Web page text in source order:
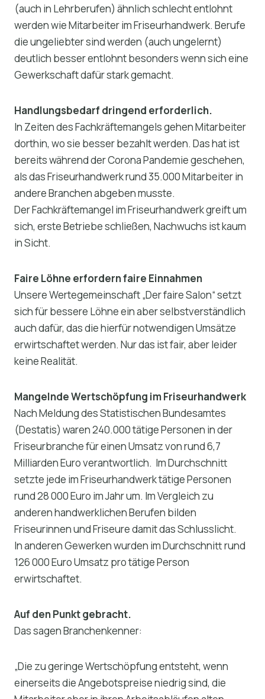
(auch in Lehrberufen) ähnlich schlecht entlohnt
werden wie Mitarbeiter im Friseurhandwerk. Berufe
die ungeliebter sind werden (auch ungelernt)
deutlich besser entlohnt besonders wenn sich eine
Gewerkschaft dafür stark gemacht.
Handlungsbedarf dringend erforderlich.
In Zeiten des Fachkräftemangels gehen Mitarbeiter
dorthin, wo sie besser bezahlt werden. Das hat ist
bereits während der Corona Pandemie geschehen,
als das Friseurhandwerk rund 35.000 Mitarbeiter in
andere Branchen abgeben musste.
Der Fachkräftemangel im Friseurhandwerk greift um
sich, erste Betriebe schließen, Nachwuchs ist kaum
in Sicht.
Faire Löhne erfordern faire Einnahmen
Unsere Wertegemeinschaft „Der faire Salon“ setzt
sich für bessere Löhne ein aber selbstverständlich
auch dafür, das die hierfür notwendigen Umsätze
erwirtschaftet werden. Nur das ist fair, aber leider
keine Realität.
Mangelnde Wertschöpfung im Friseurhandwerk
Nach Meldung des Statistischen Bundesamtes
(Destatis) waren 240.000 tätige Personen in der
Friseurbranche für einen Umsatz von rund 6,7
Milliarden Euro verantwortlich. Im Durchschnitt
setzte jede im Friseurhandwerk tätige Personen
rund 28 000 Euro im Jahr um. Im Vergleich zu
anderen handwerklichen Berufen bilden
Friseurinnen und Friseure damit das Schlusslicht.
In anderen Gewerken wurden im Durchschnitt rund
126 000 Euro Umsatz pro tätige Person
erwirtschaftet.
Auf den Punkt gebracht.
Das sagen Branchenkenner:
„Die zu geringe Wertschöpfung entsteht, wenn
einerseits die Angebotspreise niedrig sind, die